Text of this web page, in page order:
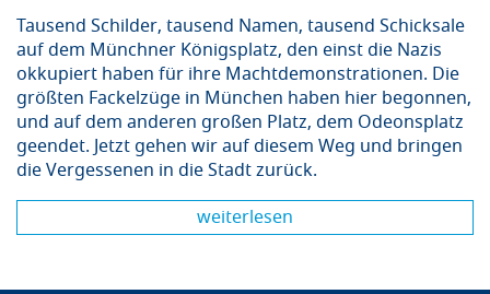
Tausend Schilder, tausend Namen, tausend Schicksale
auf dem Münchner Königsplatz, den einst die Nazis
okkupiert haben für ihre Machtdemonstrationen. Die
größten Fackelzüge in München haben hier begonnen,
und auf dem anderen großen Platz, dem Odeonsplatz
geendet. Jetzt gehen wir auf diesem Weg und bringen
die Vergessenen in die Stadt zurück.
weiterlesen